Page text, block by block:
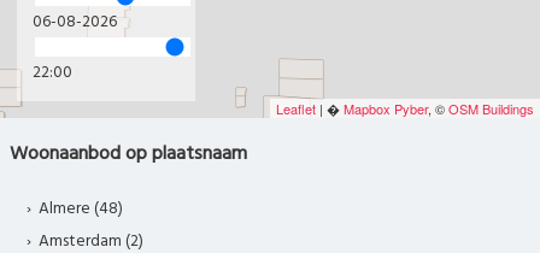
Leaflet | �Mapbox Pyber, ©OSM Buildings
06-08-2026
22:00
Woonaanbod op plaatsnaam
Almere (48)
Amsterdam (2)